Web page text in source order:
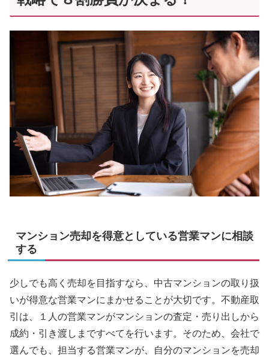
マンション売却を得意としている営業マンに相談
する
少しでも高く売却を目指すなら、中古マンションの取り扱
いが得意な営業マンにまかせることが大切です。不動産取
引は、１人の営業マンがマンションの査定・売り出しから
成約・引き渡しまですべてを行います。そのため、会社で
選んでも、担当する営業マンが、自分のマンションを売却